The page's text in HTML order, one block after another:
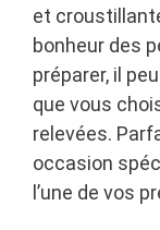
et
bonheur des
préparer, il
que vous
relevées.
occasion
l’une de vos